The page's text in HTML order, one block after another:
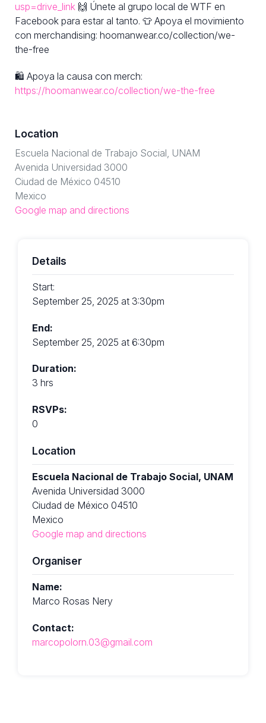
usp=drive_link 🙌 Únete al grupo local de WTF en
Facebook para estar al tanto. 👕 Apoya el movimiento
con merchandising: hoomanwear.co/collection/we-
the-free
🛍 Apoya la causa con merch:
https://hoomanwear.co/collection/we-the-free
Location
Escuela Nacional de Trabajo Social, UNAM
Avenida Universidad 3000
Ciudad de México 04510
Mexico
Google map and directions
Details
Start:
September 25, 2025 at 3:30pm
End:
September 25, 2025 at 6:30pm
Duration:
3 hrs
RSVPs:
0
Location
Escuela Nacional de Trabajo Social, UNAM
Avenida Universidad 3000
Ciudad de México 04510
Mexico
Google map and directions
Organiser
Name:
Marco Rosas Nery
Contact:
marcopolorn.03@gmail.com